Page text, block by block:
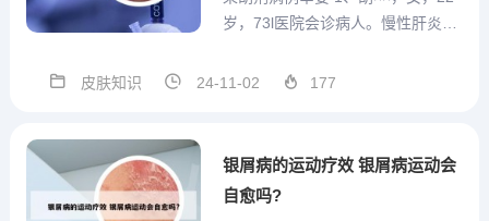
岁，73l医院会诊病人。慢性肝炎多
GPT 2810单位。症状包括肝区痛，
和。因大便仍干，改服大柴胡汤合
皮肤知识 24-11-02 177
银屑病的运动疗效 银屑病运动会
自愈吗?